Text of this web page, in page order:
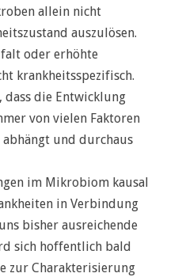
allein nicht
auszulösen.
oder erhöhte
krankheitsspezifisch.
dass die Entwicklung
von vielen Faktoren
und durchaus
im Mikrobiom kausal
in Verbindung
bisher ausreichende
sich hoffentlich bald
zur Charakterisierung